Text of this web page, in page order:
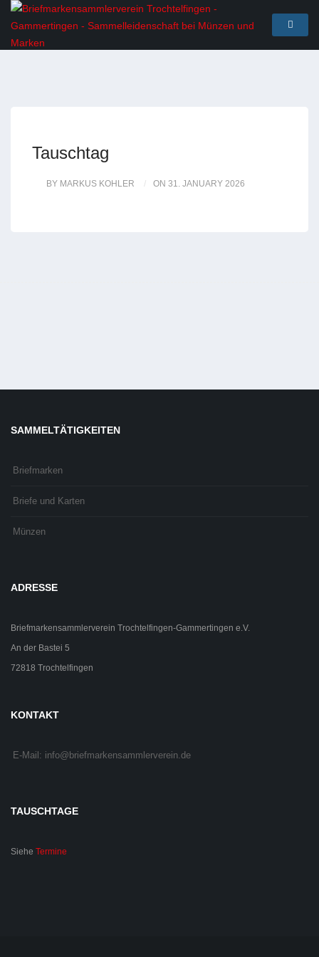
Tauschtag
BY MARKUS KOHLER ON 31. JANUARY 2026
SAMMELTÄTIGKEITEN
Briefmarken
Briefe und Karten
Münzen
ADRESSE
Briefmarkensammlerverein Trochtelfingen-Gammertingen e.V.
An der Bastei 5
72818 Trochtelfingen
KONTAKT
E-Mail: info@briefmarkensammlerverein.de
TAUSCHTAGE
Siehe Termine